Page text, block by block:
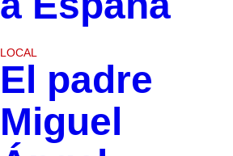
LOCAL
El padre
Miguel